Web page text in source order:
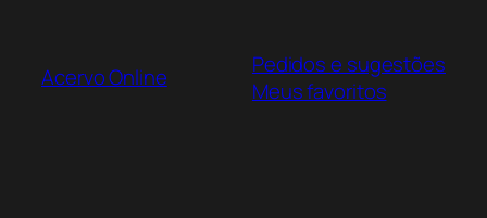
Acervo Online
Pedidos e sugestões
Meus favoritos